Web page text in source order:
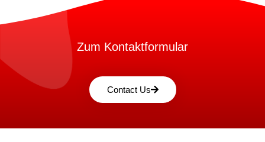
Zum Kontaktformular
Contact Us